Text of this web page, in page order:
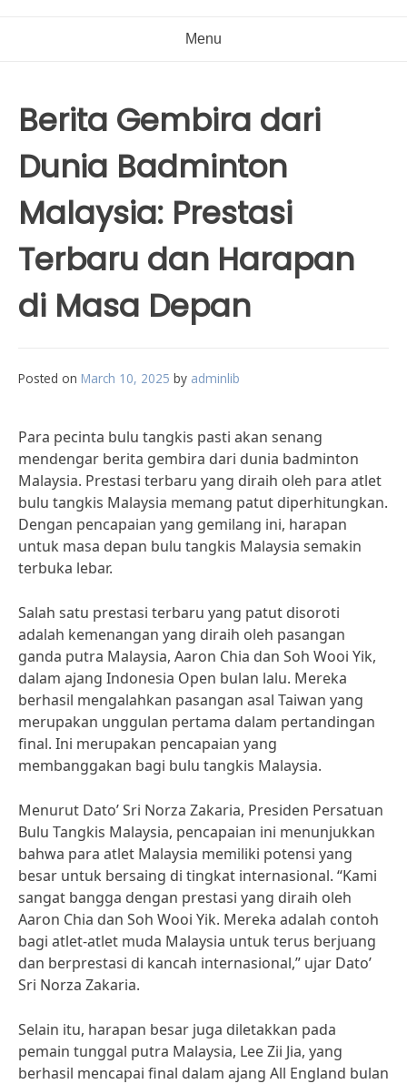
Menu
Berita Gembira dari
Dunia Badminton
Malaysia: Prestasi
Terbaru dan Harapan
di Masa Depan
Posted on March 10, 2025 by adminlib
Para pecinta bulu tangkis pasti akan senang
mendengar berita gembira dari dunia badminton
Malaysia. Prestasi terbaru yang diraih oleh para atlet
bulu tangkis Malaysia memang patut diperhitungkan.
Dengan pencapaian yang gemilang ini, harapan
untuk masa depan bulu tangkis Malaysia semakin
terbuka lebar.
Salah satu prestasi terbaru yang patut disoroti
adalah kemenangan yang diraih oleh pasangan
ganda putra Malaysia, Aaron Chia dan Soh Wooi Yik,
dalam ajang Indonesia Open bulan lalu. Mereka
berhasil mengalahkan pasangan asal Taiwan yang
merupakan unggulan pertama dalam pertandingan
final. Ini merupakan pencapaian yang
membanggakan bagi bulu tangkis Malaysia.
Menurut Dato’ Sri Norza Zakaria, Presiden Persatuan
Bulu Tangkis Malaysia, pencapaian ini menunjukkan
bahwa para atlet Malaysia memiliki potensi yang
besar untuk bersaing di tingkat internasional. “Kami
sangat bangga dengan prestasi yang diraih oleh
Aaron Chia dan Soh Wooi Yik. Mereka adalah contoh
bagi atlet-atlet muda Malaysia untuk terus berjuang
dan berprestasi di kancah internasional,” ujar Dato’
Sri Norza Zakaria.
Selain itu, harapan besar juga diletakkan pada
pemain tunggal putra Malaysia, Lee Zii Jia, yang
berhasil mencapai final dalam ajang All England bulan